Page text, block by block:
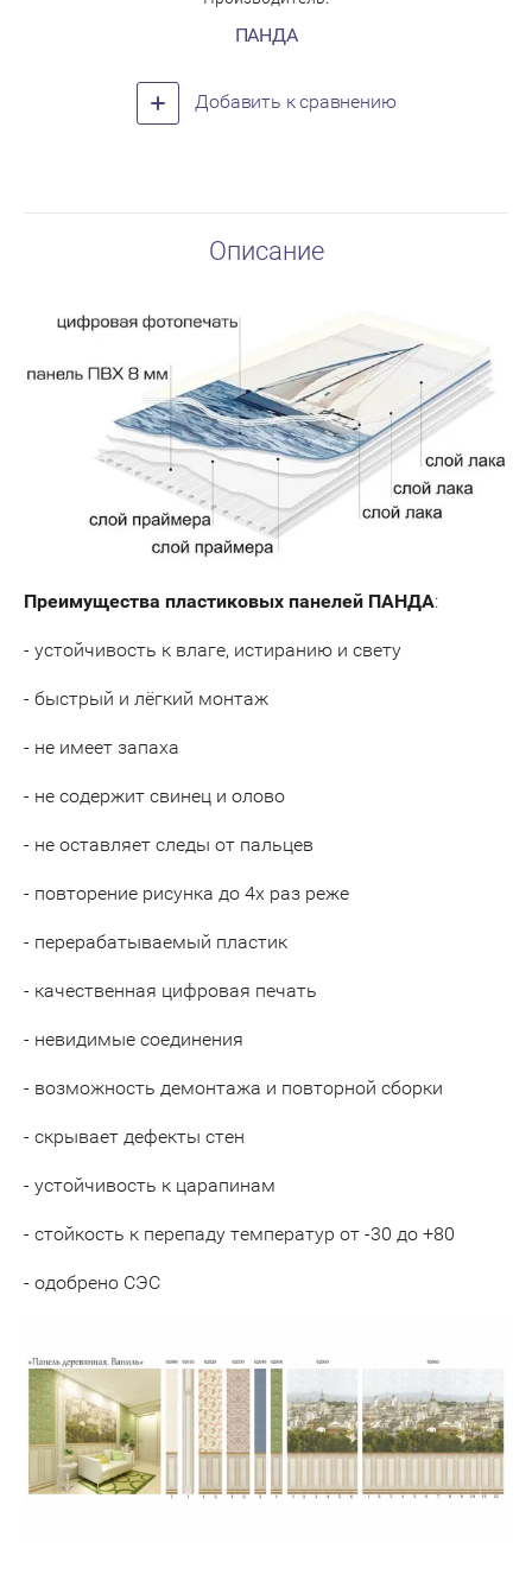
ПАНДА
Добавить к сравнению
Описание
Преимущества пластиковых панелей ПАНДА:
- устойчивость к влаге, истиранию и свету
- быстрый и лёгкий монтаж
- не имеет запаха
- не содержит свинец и олово
- не оставляет следы от пальцев
- повторение рисунка до 4х раз реже
- перерабатываемый пластик
- качественная цифровая печать
- невидимые соединения
- возможность демонтажа и повторной сборки
- скрывает дефекты стен
- устойчивость к царапинам
- стойкость к перепаду температур от -30 до +80
- одобрено СЭС